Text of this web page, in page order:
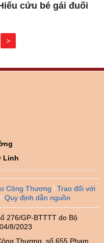
cứu bé gái đuối
>
Linh
Công Thương
Trao đổi với
Quy định dẫn nguồn
276/GP-BTTTT do Bộ
8/2023
Thương, số 655 Phạm